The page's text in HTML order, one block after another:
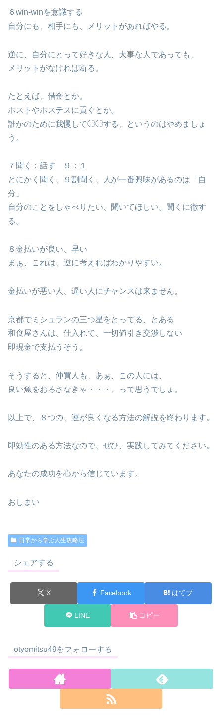
６win-winを意識する
自分にも、相手にも、メリットがあればやる。
逆に、自分にとって好きな人、大事な人であっても、
メリットがなければ断る。
たとえば、借金とか。
ホストやホステスに貢ぐとか。
誰かのために我慢して◯◯する、というのはやめましょ
う。
７聞く：話す ９：１
とにかく聞く、９割聞く、人が一番興味があるのは「自
分」
自分のことをしゃべりたい、聞いてほしい。聞くに徹す
る。
８金払いが良い、早い
まぁ、これは、逆に考えればわかりやすい。
金払いが悪い人、遅い人にチャンスは来ません。
京都でミシュランの三つ星をとってる、とある
和食屋さんは、仕入れで、一切値引き交渉しない
即現金で支払うそう。
そうすると、仲買人も、あぁ、この人には、
良い魚をおろさなきゃ・・・、って思うでしょ。
以上で、８つの、運が良くなる方法の解説を終わります。
即効性のある方法なので、ぜひ、実践してみてください。
あなたの成功を心から信じています。
おしまい
日常から学ぶ人生攻略法
シェアする
X Facebook はてブ
LINE コピー
otyomitsu49をフォローする